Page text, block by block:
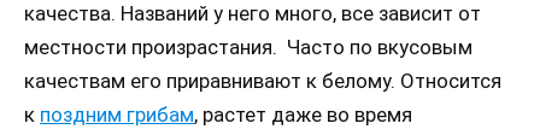
качества. Названий у него много, все зависит от
местности произрастания. Часто по вкусовым
качествам его приравнивают к белому. Относится
к поздним грибам, растет даже во время